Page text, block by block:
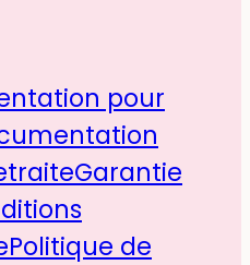
pour
Garantie
Politique de